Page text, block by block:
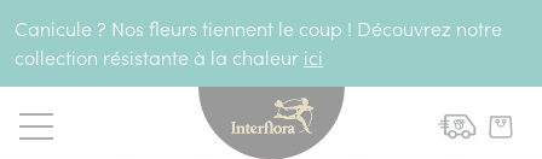
Canicule ? Nos fleurs tiennent le coup ! Découvrez notre
collection résistante à la chaleur ici